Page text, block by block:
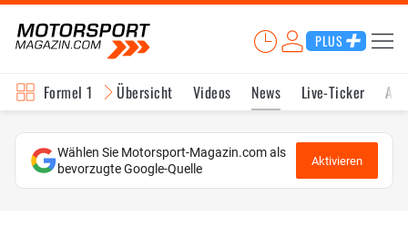
PLUS
Formel 1 Übersicht Videos News Live-Ticker
Wählen Sie Motorsport-Magazin.com als
bevorzugte Google-Quelle
Aktivieren